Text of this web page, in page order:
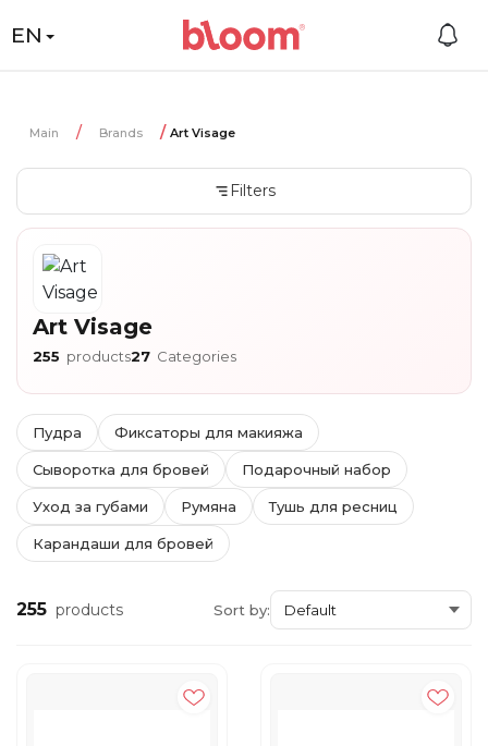
EN
Main Brands Art Visage
Filters
Art Visage
255 products27 Categories
Пудра Фиксаторы для макияжа
Сыворотка для бровей Подарочный набор
Уход за губами Румяна Тушь для ресниц
Карандаши для бровей
255 products Sort by: